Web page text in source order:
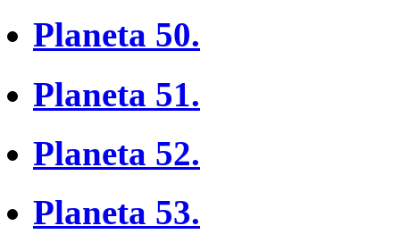
Planeta 50.
Planeta 51.
Planeta 52.
Planeta 53.